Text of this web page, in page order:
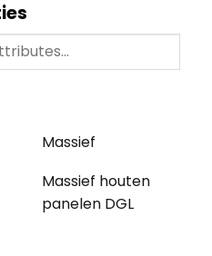
Massief
Massief houten
panelen DGL